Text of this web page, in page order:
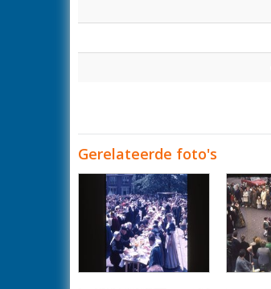
Gerelateerde foto's